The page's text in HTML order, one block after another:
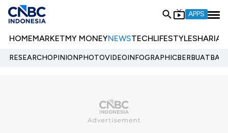
APPS
HOMEMARKETMY MONEYNEWSTECHLIFESTYLESHARIA
RESEARCHOPINIONPHOTOVIDEOINFOGRAPHIC